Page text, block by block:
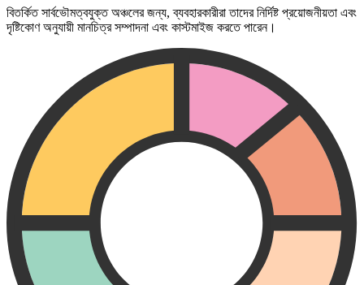
বিতর্কিত সার্বভৌমত্বযুক্ত অঞ্চলের জন্য, ব্যবহারকারীরা তাদের নির্দিষ্ট প্রয়োজনীয়তা এবং
দৃষ্টিকোণ অনুযায়ী মানচিত্র সম্পাদনা এবং কাস্টমাইজ করতে পারেন।